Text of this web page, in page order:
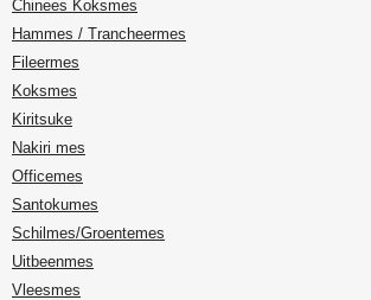
Chinees Koksmes
Hammes / Trancheermes
Fileermes
Koksmes
Kiritsuke
Nakiri mes
Officemes
Santokumes
Schilmes/Groentemes
Uitbeenmes
Vleesmes